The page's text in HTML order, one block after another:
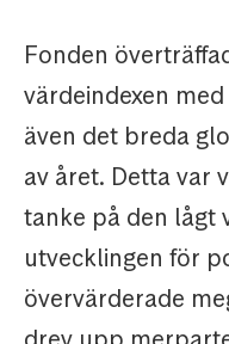
Fonden
värdeindexen
även det breda
av året. Detta var
tanke på den lågt
utvecklingen för
övervärderade